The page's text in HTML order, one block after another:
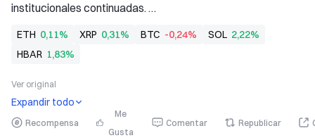
institucionales continuadas.
nuevas entradas, lo que refleja una demanda institucional
sostenida pese a las salidas generales de los ETF de
   BlackRock
ETH 0,11% XRP 0,31% BTC -0,24% SOL 2,22%
HBAR 1,83%
Ver original
Expandir todo
Recompensa
Me
Gusta
Comentar Republicar